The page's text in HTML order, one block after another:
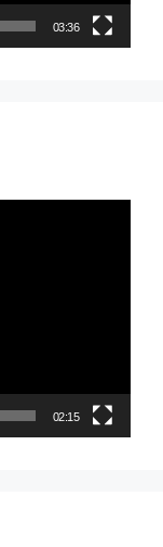
03:36
02:15